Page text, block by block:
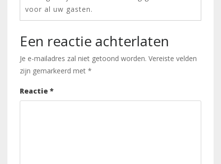
voor al uw gasten.
Een reactie achterlaten
Je e-mailadres zal niet getoond worden. Vereiste velden
zijn gemarkeerd met *
Reactie *